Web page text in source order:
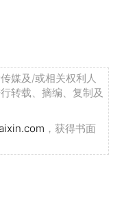
媒及/或相关权利人
转载、摘编、复制及
，获得书面